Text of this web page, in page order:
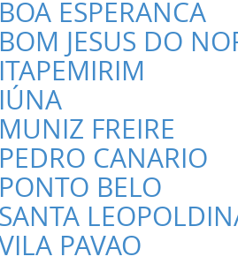
BOA ESPERANCA
BOM JESUS DO
ITAPEMIRIM
IÚNA
MUNIZ FREIRE
PEDRO CANARIO
PONTO BELO
SANTA
PAVAO